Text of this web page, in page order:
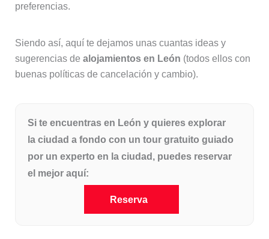
preferencias.
Siendo así, aquí te dejamos unas cuantas ideas y
sugerencias de alojamientos en León (todos ellos con
buenas políticas de cancelación y cambio).
Si te encuentras en León y quieres explorar
la ciudad a fondo con un tour gratuito guiado
por un experto en la ciudad, puedes reservar
el mejor aquí:
Reserva